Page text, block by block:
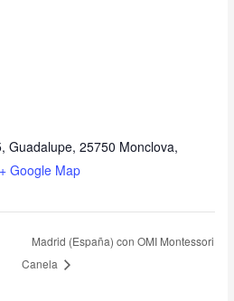
Guadalupe, 25750 Monclova,
+ Google Map
Madrid (España) con OMI Montessori
Canela